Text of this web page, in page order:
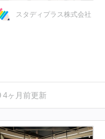
スタディプラス株式会社
4ヶ月前更新